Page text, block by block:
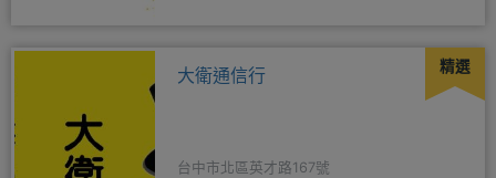
精選
大衛通信行
台中市北區英才路167號